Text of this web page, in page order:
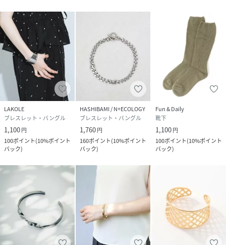
LAKOLE
ブレスレット・バングル
1,100円
100ポイント(10%ポイント
バック)
HASHIBAMI / N+ECOLOGY
ブレスレット・バングル
1,760円
160ポイント(10%ポイント
バック)
Fun & Daily
靴下
1,100円
100ポイント(10%ポイント
バック)